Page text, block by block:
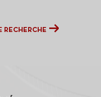
RECHERCHE